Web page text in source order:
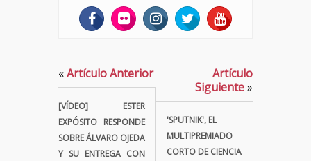
«Artículo Anterior
[VÍDEO] ESTER
EXPÓSITO RESPONDE
SOBRE ÁLVARO OJEDA
Y SU ENTREGA CON
Artículo
Siguiente»
'SPUTNIK', EL
MULTIPREMIADO
CORTO DE CIENCIA